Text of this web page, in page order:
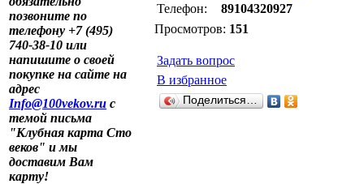
позвоните по
телефону +7 (495)
740-38-10 или
напишите о своей
покупке на сайте на
адрес
Info@100vekov.ru с
темой письма
"Клубная карта Сто
веков" и мы
доставим Вам
карту!
Телефон:
89104320927
Просмотров: 151
Задать вопрос
В избранное
Поделиться…